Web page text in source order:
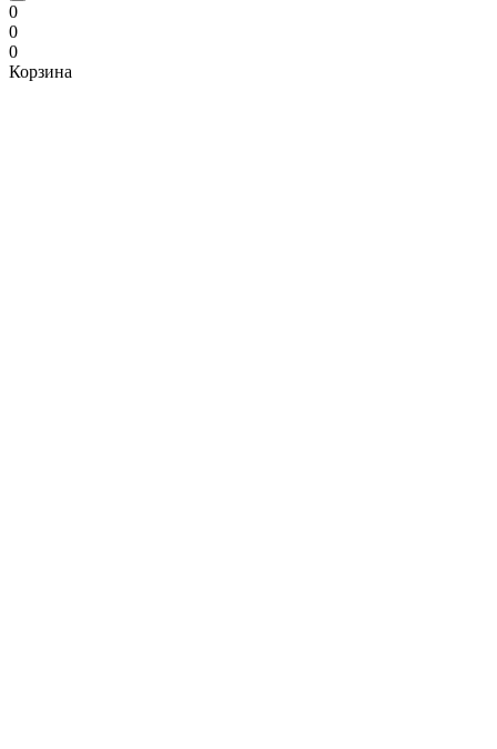
0
0
0
Корзина